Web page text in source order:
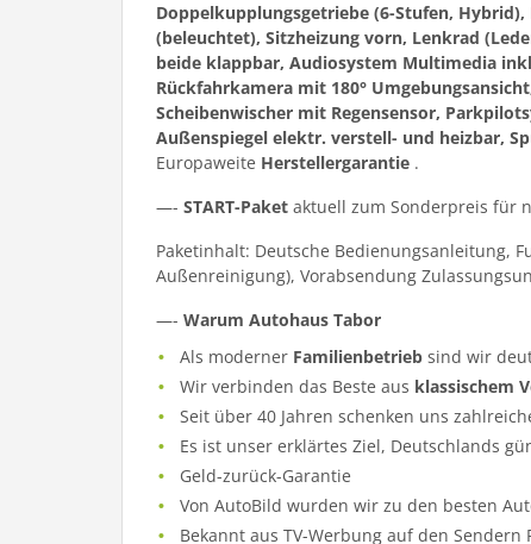
Doppelkupplungsgetriebe (6-Stufen,
(beleuchtet), Sitzheizung vorn, Lenkrad
beide klappbar, Audiosystem Multimedia
Rückfahrkamera mit 180°
Scheibenwischer mit Regensensor,
Außenspiegel elektr. verstell- und heizbar,
Europaweite Herstellergarantie .
—- START-Paket aktuell zum Sonderpreis für
Paketinhalt: Deutsche Bedienungsanleitung,
Außenreinigung), Vorabsendung
—- Warum Autohaus Tabor
Als moderner Familienbetrieb sind wir
Wir verbinden das Beste aus klassischem
Seit über 40 Jahren schenken uns
Es ist unser erklärtes Ziel, Deutschlands
Geld-zurück-Garantie
Von AutoBild wurden wir zu den besten
Bekannt aus TV-Werbung auf den Sendern